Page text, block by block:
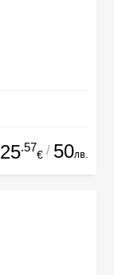
25.57
€ / 50лв.